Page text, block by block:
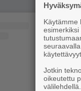
Käytämme
Jotkin
oikeutettu
välilehdellä.